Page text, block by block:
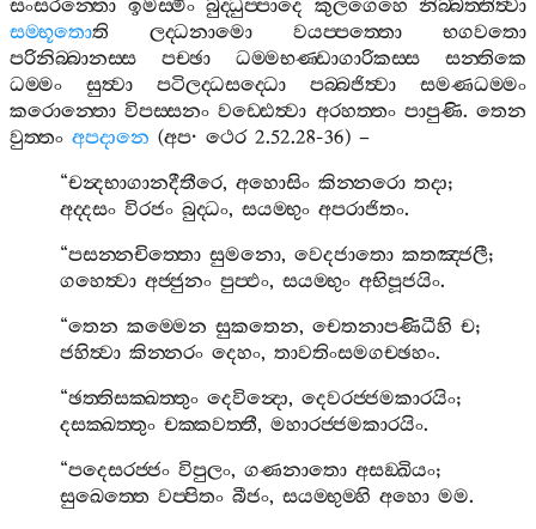
සංසරන‍්තො ඉමස‍්මිං බුද‍්ධුප‍්පාදෙ කුලගෙහෙ නිබ‍්බත‍්තිත්‍වා
සම‍්භූතොති ලද‍්ධනාමො වයප‍්පත‍්තො
භගවතො
පරිනිබ‍්බානස‍්ස
පච‍්ඡා ධම‍්මභණ‍්ඩාගාරිකස‍්ස
සන‍්තිකෙ
ධම‍්මං
සුත්‍වා පටිලද‍්ධසද‍්ධො පබ‍්බජිත්‍වා
සමණධම‍්මං
කරොන‍්තො විපස‍්සනං වඩ‍්ඪෙත්‍වා අරහත‍්තං පාපුණි.තෙන
වුත‍්තං අපදානෙ (අප· ථෙර2.52.28-36) –
“චන්‍දභාගානදීතීරෙ,අහොසිං කින‍්නරො තදා;
අද‍්දසං විරජං බුද‍්ධං,සයම‍්භුං අපරාජිතං.
“පසන‍්නචිත‍්තො සුමනො,වෙදජාතො කතඤ‍්ජලී;
ගහෙත්‍වා අජ‍්ජුනං පුප‍්ඵං,සයම‍්භුං අභිපූජයිං.
“තෙන කම‍්මෙන සුකතෙන,චෙතනාපණිධීහි ච;
ජහිත්‍වා කින‍්නරං දෙහං,තාවතිංසමගච‍්ඡහං.
“ඡත‍්තිසක‍්ඛත‍්තුං දෙවින්‍දො,දෙවරජ‍්ජමකාරයිං;
දසක‍්ඛත‍්තුං චක‍්කවත‍්තී,මහාරජ‍්ජමකාරයිං.
“පදෙසරජ‍්ජං විපුලං,ගණනාතො අසඞ‍්ඛියං;
සුඛෙත‍්තෙ වප‍්පිතං බීජං,සයම‍්භුම‍්හි අහො මම.